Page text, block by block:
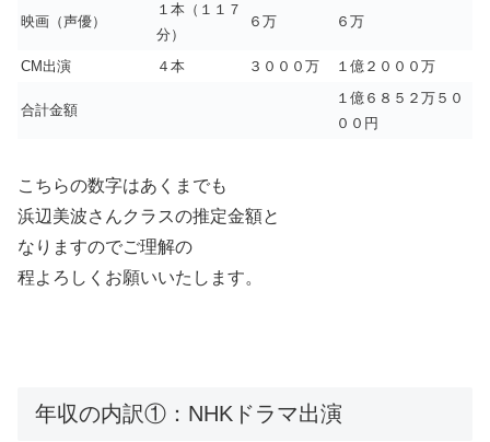
映画（声優）
１本（１１７
分）
６万 ６万
CM出演 ４本 ３０００万 １億２０００万
合計金額
１億６８５２万５０
００円
こちらの数字はあくまでも
浜辺美波さんクラスの推定金額と
なりますのでご理解の
程よろしくお願いいたします。
年収の内訳①：NHKドラマ出演